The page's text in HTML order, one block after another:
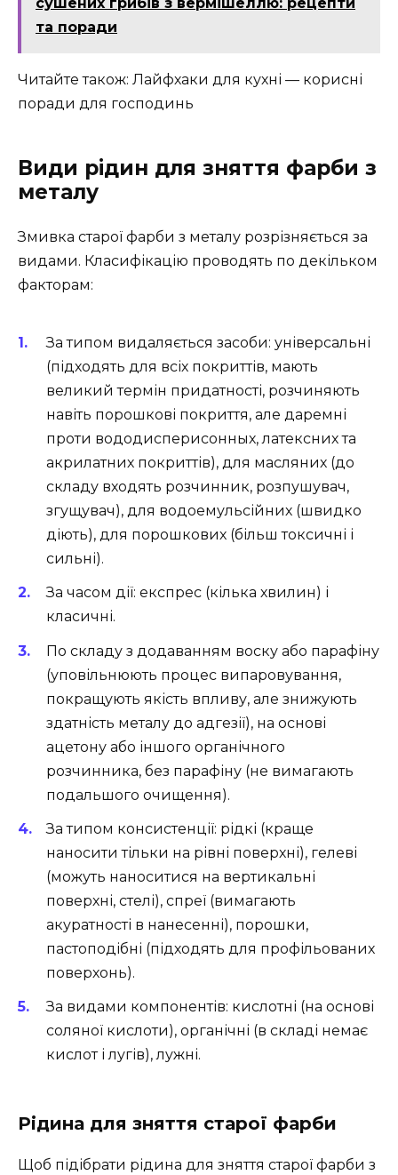
та поради
Читайте також: Лайфхаки для кухні — корисні
поради для господинь
Види рідин для зняття фарби з
металу
Змивка старої фарби з металу розрізняється за
видами. Класифікацію проводять по декільком
факторам:
За типом видаляється засоби: універсальні
(підходять для всіх покриттів, мають
великий термін придатності, розчиняють
навіть порошкові покриття, але даремні
проти вододисперисонных, латексних та
акрилатних покриттів), для масляних (до
складу входять розчинник, розпушувач,
згущувач), для водоемульсійних (швидко
діють), для порошкових (більш токсичні і
сильні).
За часом дії: експрес (кілька хвилин) і
класичні.
По складу з додаванням воску або парафіну
(уповільнюють процес випаровування,
покращують якість впливу, але знижують
здатність металу до адгезії), на основі
ацетону або іншого органічного
розчинника, без парафіну (не вимагають
подальшого очищення).
За типом консистенції: рідкі (краще
наносити тільки на рівні поверхні), гелеві
(можуть наноситися на вертикальні
поверхні, стелі), спреї (вимагають
акуратності в нанесенні), порошки,
пастоподібні (підходять для профільованих
поверхонь).
За видами компонентів: кислотні (на основі
соляної кислоти), органічні (в складі немає
кислот і лугів), лужні.
Рідина для зняття старої фарби
Щоб підібрати рідина для зняття старої фарби з